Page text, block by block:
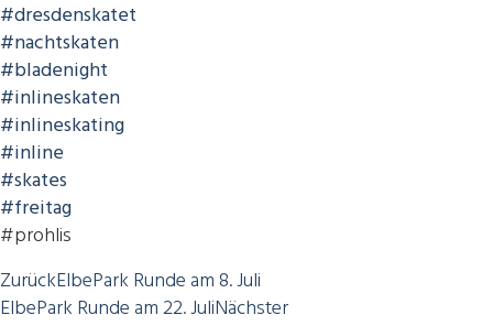
#dresdenskatet
#nachtskaten
#bladenight
#inlineskaten
#inlineskating
#inline
#skates
#freitag
#prohlis
ZurückElbePark Runde am 8. Juli
ElbePark Runde am 22. JuliNächster